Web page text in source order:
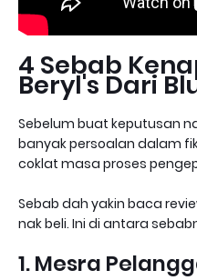
4 Sebab
Beryl's Dari
Sebelum buat keputusan
banyak persoalan dalam
coklat masa proses
Sebab dah yakin baca
nak beli. Ini di antara
1. Mesra